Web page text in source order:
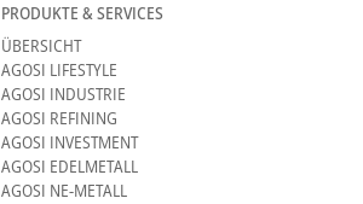
PRODUKTE & SERVICES
ÜBERSICHT
AGOSI LIFESTYLE
AGOSI INDUSTRIE
AGOSI REFINING
AGOSI INVESTMENT
AGOSI EDELMETALL
AGOSI NE-METALL